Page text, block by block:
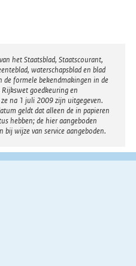
het Staatsblad, Staatscourant,
waterschapsblad en blad
de formele bekendmakingen in de
goedkeuring en
na 1 juli 2009 zijn uitgegeven.
geldt dat alleen de in papieren
hebben; de hier aangeboden
bij wijze van service aangeboden.